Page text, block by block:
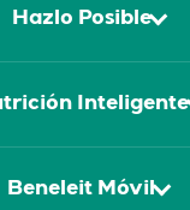
Hazlo Posible
Inteligente
Beneleit Móvil